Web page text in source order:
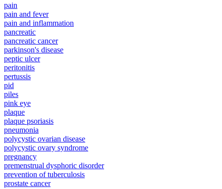
pain
pain and fever
pain and inflammation
pancreatic
pancreatic cancer
parkinson's disease
peptic ulcer
peritonitis
pertussis
pid
piles
pink eye
plaque
plaque psoriasis
pneumonia
polycystic ovarian disease
polycystic ovary syndrome
pregnancy
premenstrual dysphoric disorder
prevention of tuberculosis
prostate cancer